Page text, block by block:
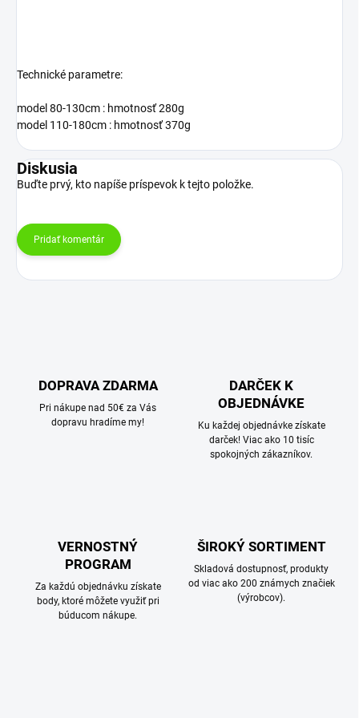
Technické parametre:
model 80-130cm : hmotnosť 280g
model 110-180cm : hmotnosť 370g
Diskusia
Buďte prvý, kto napíše príspevok k tejto položke.
Pridať komentár
DOPRAVA ZDARMA
Pri nákupe nad 50€ za Vás
dopravu hradíme my!
DARČEK K
OBJEDNÁVKE
Ku každej objednávke získate
darček! Viac ako 10 tisíc
spokojných zákazníkov.
VERNOSTNÝ
PROGRAM
Za každú objednávku získate
body, ktoré môžete využiť pri
búducom nákupe.
ŠIROKÝ SORTIMENT
Skladová dostupnosť, produkty
od viac ako 200 známych značiek
(výrobcov).